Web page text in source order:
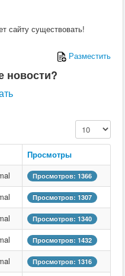
сайту существовать!
Разместить
новости?
Кол-во строк:
Просмотры
Просмотров: 1366
Просмотров: 1307
Просмотров: 1340
Просмотров: 1432
Просмотров: 1316